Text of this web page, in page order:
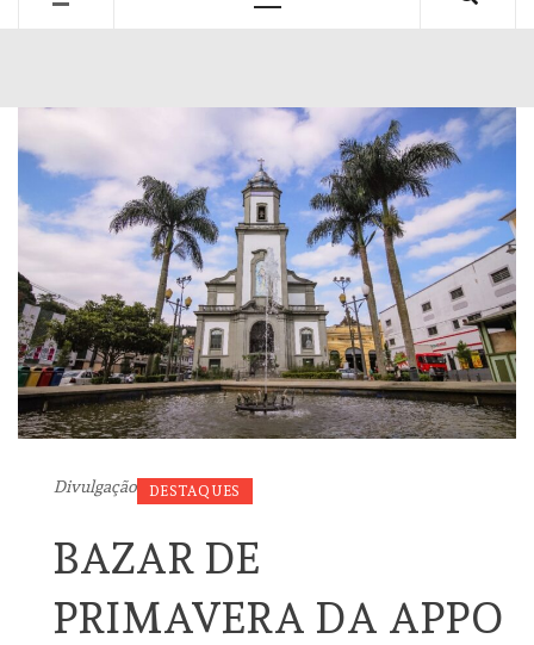
Divulgação DESTAQUES
BAZAR DE
PRIMAVERA DA APPO